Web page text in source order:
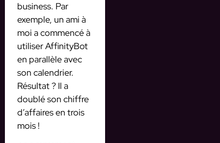
business. Par
exemple, un ami à
moi a commencé à
utiliser AffinityBot
en parallèle avec
son calendrier.
Résultat ? Il a
doublé son chiffre
d’affaires en trois
mois !